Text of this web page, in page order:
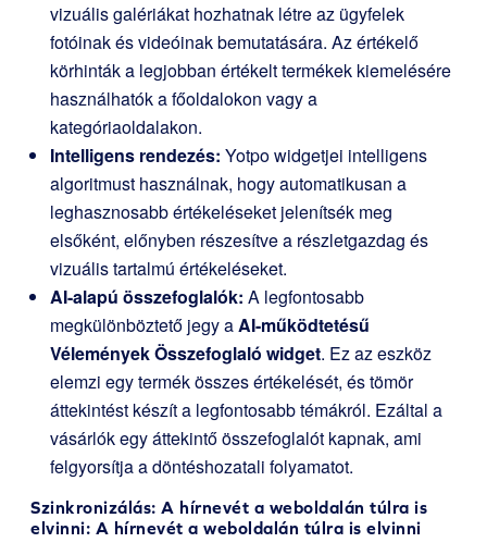
vizuális galériákat hozhatnak létre az ügyfelek
fotóinak és videóinak bemutatására. Az értékelő
körhinták a legjobban értékelt termékek kiemelésére
használhatók a főoldalokon vagy a
kategóriaoldalakon.
Intelligens rendezés: Yotpo widgetjei intelligens
algoritmust használnak, hogy automatikusan a
leghasznosabb értékeléseket jelenítsék meg
elsőként, előnyben részesítve a részletgazdag és
vizuális tartalmú értékeléseket.
AI-alapú összefoglalók: A legfontosabb
megkülönböztető jegy aAI-működtetésű
Vélemények Összefoglaló widget. Ez az eszköz
elemzi egy termék összes értékelését, és tömör
áttekintést készít a legfontosabb témákról. Ezáltal a
vásárlók egy áttekintő összefoglalót kapnak, ami
felgyorsítja a döntéshozatali folyamatot.
Szinkronizálás: A hírnevét a weboldalán túlra is
elvinni: A hírnevét a weboldalán túlra is elvinni